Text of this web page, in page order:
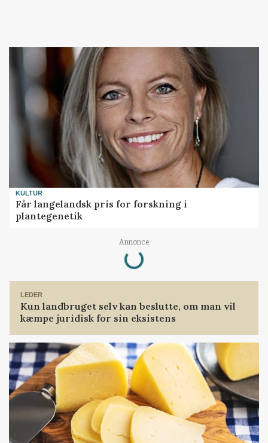
KULTUR
Får langelandsk pris for forskning i
plantegenetik
Annonce
Loading...
LEDER
Kun landbruget selv kan beslutte, om man vil
kæmpe juridisk for sin eksistens